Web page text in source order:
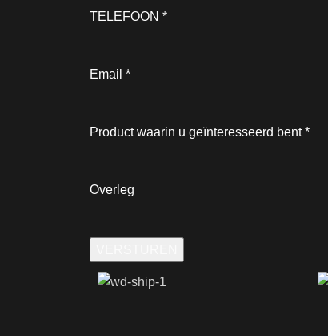
TELEFOON *
Email *
Product waarin u geïnteresseerd bent*
Overleg